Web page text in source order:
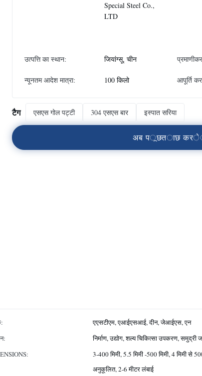
Special Steel Co.,
LTD
उत्पत्ति का स्थान: जियांग्सू, चीन
न्यूनतम आदेश मात्रा: 100 किलो आपूर्ति
टैग एसएस गोल पट्टी 304 एसएस बार इस्पात सरिया
अब पूछताछ करे
एएसटीएम, एआईएसआई, दीन, जेआईएस, एन
निर्माण, उद्योग, शल्य चिकित्सा उपकरण,
3-400 मिमी, 5.5 मिमी -500 मिमी, 4 मिमी से
अनुकूलित, 2-6 मीटर लंबाई